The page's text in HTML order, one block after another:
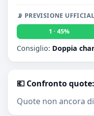
📡 PREVISIONE
1 · 45%
Consiglio: Doppia
💶 Confronto
Quote non ancora